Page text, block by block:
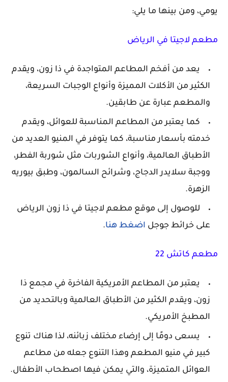
يومي، ومن بينها ما يلي:
مطعم لاجيتا في الرياض
يعد من أفخم المطاعم المتواجدة في ذا زون، ويقدم
الكثير من الأكلات المميزة وأنواع الوجبات السريعة،
والمطعم عبارة عن طابقين.
كما يعتبر من المطاعم المناسبة للعوائل، ويقدم
خدمته بأسعار مناسبة، كما يتوفر في المنيو العديد من
الأطباق العالمية، وأنواع الشوربات مثل شوربة الفطر،
ووجبة سلايدر الدجاج، وشرائح السالمون، وطبق بيوريه
الزهرة.
للوصول إلى موقع مطعم لاجيتا في ذا زون الرياض
على خرائط جوجل اضغط هنا.
مطعم كاتش 22
يعتبر من المطاعم الأمريكية الفاخرة في مجمع ذا
زون، ويقدم الكثير من الأطباق العالمية وبالتحديد من
المطبخ الأمريكي.
يسعى دومًا إلى إرضاء مختلف زبائنه، لذا هناك تنوع
كبير في منيو المطعم وهذا التنوع جعله من مطاعم
العوائل المتميزة، والتي يمكن فيها اصطحاب الأطفال.